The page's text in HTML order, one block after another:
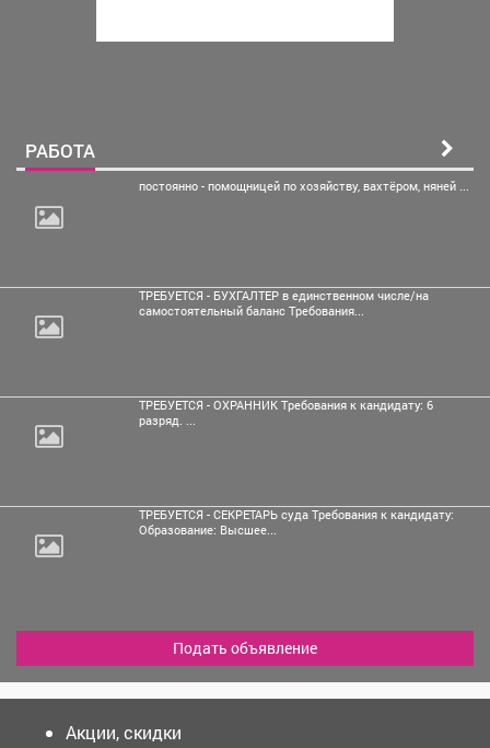
РАБОТА
постоянно - помощницей по хозяйству, вахтёром, няней ...
ТРЕБУЕТСЯ - БУХГАЛТЕР в единственном числе/на
самостоятельный баланс Требования...
ТРЕБУЕТСЯ - ОХРАННИК Требования к кандидату: 6
разряд. ...
ТРЕБУЕТСЯ - СЕКРЕТАРЬ суда Требования к кандидату:
Образование: Высшее...
Подать объявление
Акции, скидки